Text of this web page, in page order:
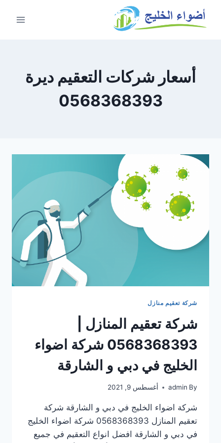
أسعار شركات التعقيم ديرة
0568368393
شركة تعقيم منازل
شركة تعقيم المنازل |
0568368393 شركة اضواء
الخليج في دبي و الشارقة
By
admin أغسطس 9, 2021
شركة اضواء الخليج في دبي و الشارقة شركة
تعقيم المنازل 0568368393 شركة اضواء الخليج
في دبي و الشارقة افضل انواع التعقيم في جميع